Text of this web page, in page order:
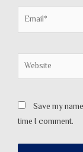
Email*
Website
Save my
time I comment.